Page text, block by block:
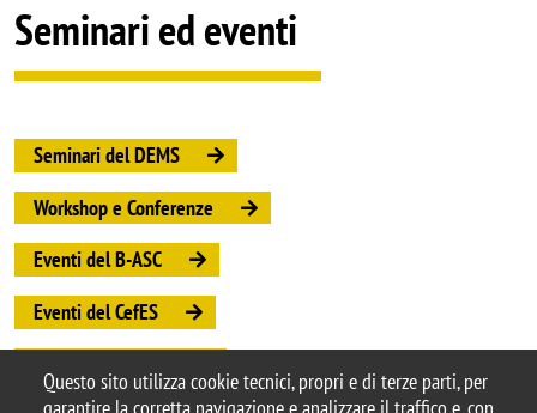
Questo sito utilizza cookie tecnici, propri e di terze parti, per
Seminari ed eventi
Seminari del DEMS
Workshop e Conferenze
Eventi del B-ASC
Eventi del CefES